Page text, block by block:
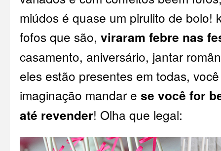
miúdos é quase um pirulito de bolo!
fofos que são, viraram febre nas
casamento, aniversário, jantar
eles estão presentes em todas,
imaginação mandar e se você for
até revender! Olha que legal: